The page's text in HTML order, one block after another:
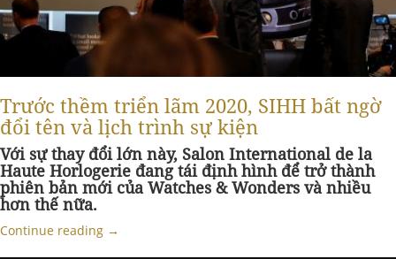
Trước thềm triển lãm 2020, SIHH bất ngờ
đổi tên và lịch trình sự kiện
Với sự thay đổi lớn này, Salon International de la
Haute Horlogerie đang tái định hình để trở thành
phiên bản mới của Watches & Wonders và nhiều
hơn thế nữa.
Continue reading →